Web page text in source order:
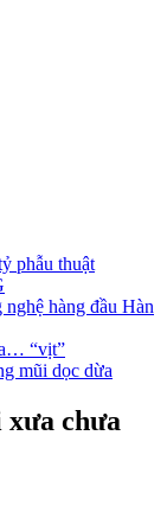
phẫu thuật
hàng đầu Hàn
“vịt”
mũi dọc dừa
xưa chưa